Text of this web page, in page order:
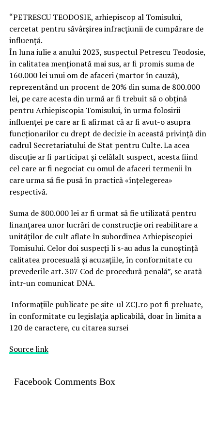
“PETRESCU TEODOSIE, arhiepiscop al Tomisului,
cercetat pentru săvârșirea infracțiunii de cumpărare de
influență.
În luna iulie a anului 2023, suspectul Petrescu Teodosie,
în calitatea menționată mai sus, ar fi promis suma de
160.000 lei unui om de afaceri (martor în cauză),
reprezentând un procent de 20% din suma de 800.000
lei, pe care acesta din urmă ar fi trebuit să o obțină
pentru Arhiepiscopia Tomisului, în urma folosirii
influenței pe care ar fi afirmat că ar fi avut-o asupra
funcționarilor cu drept de decizie în această privință din
cadrul Secretariatului de Stat pentru Culte. La acea
discuție ar fi participat și celălalt suspect, acesta fiind
cel care ar fi negociat cu omul de afaceri termenii în
care urma să fie pusă în practică «înțelegerea»
respectivă.
Suma de 800.000 lei ar fi urmat să fie utilizată pentru
finanțarea unor lucrări de construcție ori reabilitare a
unităților de cult aflate în subordinea Arhiepiscopiei
Tomisului. Celor doi suspecți li s-au adus la cunoștință
calitatea procesuală și acuzațiile, în conformitate cu
prevederile art. 307 Cod de procedură penală”, se arată
într-un comunicat DNA.
Informaţiile publicate pe site-ul ZCJ.ro pot fi preluate,
în conformitate cu legislația aplicabilă, doar în limita a
120 de caractere, cu citarea sursei
Source link
Facebook Comments Box